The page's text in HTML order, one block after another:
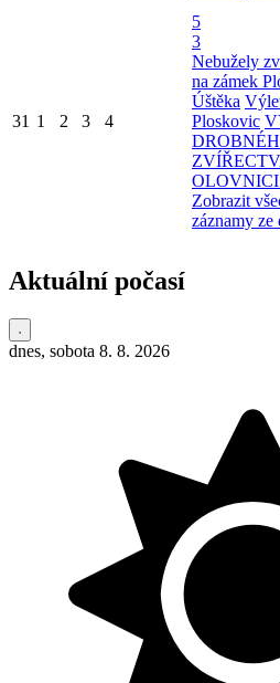
31 1 2 3 4
5
3
Nebužely
na zámek
Úštěka
Ploskovic
OLOVNICI
Zobrazit
záznamy ze
Aktuální počasí
dnes, sobota 8. 8. 2026